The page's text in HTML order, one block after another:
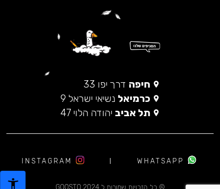
חיפה דרך יפו 33
כרמיאל נשיאי ישראל 9
תל אביב יהודה הלוי 47
WHATSAPP
INSTAGRAM